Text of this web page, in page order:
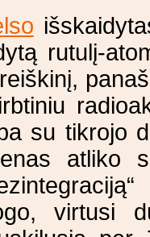
rutulį-
su tikrojo
atliko
virtusi